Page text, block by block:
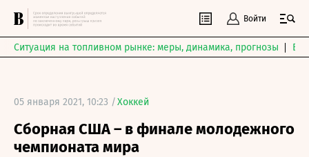
Войти
Ситуация на топливном рынке: меры, динамика, прогнозы
05 января 2021, 10:23 /Хоккей
Сборная США – в финале молодежного
чемпионата мира